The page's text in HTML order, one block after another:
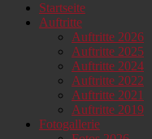
oben
scrollen
Startseite
Auftritte
Auftritte 2026
Auftritte 2025
Auftritte 2024
Auftritte 2022
Auftritte 2021
Auftritte 2019
Fotogallerie